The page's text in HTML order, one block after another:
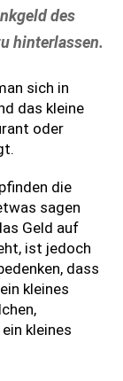
des
hinterlassen.
sich in
das kleine
oder
die
sagen
Geld auf
ist jedoch
dass
kleines
kleines